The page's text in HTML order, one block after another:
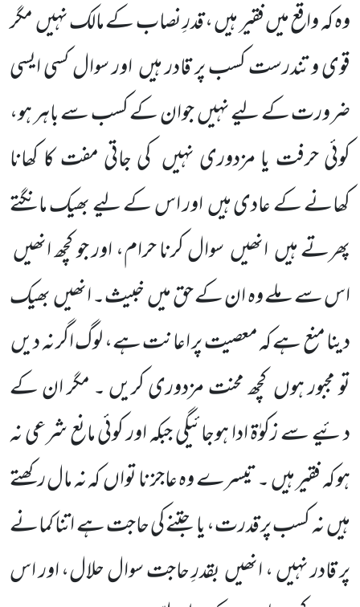
وہ کہ واقع میں فقیر ہیں ، قدرِ نصاب کے مالک نہیںمگر
قوی و تندرست کسب پر قادر ہیںاور سوال کسی ایسی
ضرورت کے لیے نہیںجوان کے کسب سے باہر ہو،
کوئی حرفت یا مزدوری نہیں کی جاتی مفت کا کھانا
کھانے کے عادیہیںاور اس کے لیے بھیک مانگتے
پھرتے ہیںانھیںسوال کرنا حرام، اور جو کچھ انھیں
اس سے ملے وہ ان کے حق میںخبیث۔ انھیںبھیک
دینا منع ہے کہ معصیت پر اعانت ہے، لوگ اگر نہ دیں
تو مجبور ہوں کچھ محنت مزدوری کریں ۔ مگر ان کے
دئیےسے زکوٰۃ ادا ہوجائیگی جبکہ اور کوئی مانع شرعی نہ
ہو کہ فقیر ہیں ۔ تیسرے وہ عاجز نا تواںکہ نہ مال رکھتے
ہیںنہ کسب پر قدرت،یا جتنے کی حاجت ہے اتنا کمانے
پر قادر نہیں ، انھیںبقدرِ حاجت سوال حلال، اور اس